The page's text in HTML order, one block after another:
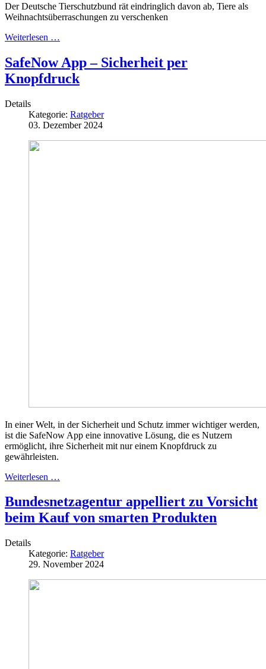
Der Deutsche Tierschutzbund rät eindringlich davon ab, Tiere als
Weihnachtsüberraschungen zu verschenken
Weiterlesen …
SafeNow App – Sicherheit per
Knopfdruck
Details
Kategorie: Ratgeber
03. Dezember 2024
In einer Welt, in der Sicherheit und Schutz immer wichtiger werden,
ist die SafeNow App eine innovative Lösung, die es Nutzern
ermöglicht, ihre Sicherheit mit nur einem Knopfdruck zu
gewährleisten.
Weiterlesen …
Bundesnetzagentur appelliert zu Vorsicht
beim Kauf von smarten Produkten
Details
Kategorie: Ratgeber
29. November 2024